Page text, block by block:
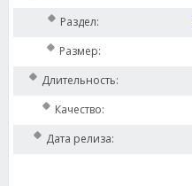
Раздел:
Размер:
Длительность:
Качество:
Дата релиза: